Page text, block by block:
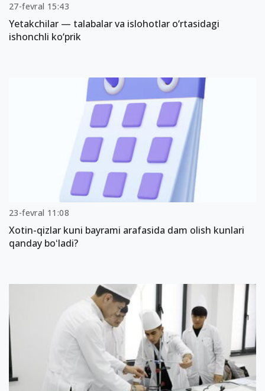
27-fevral 15:43
Yetakchilar — talabalar va islohotlar o‘rtasidagi
ishonchli ko‘prik
23-fevral 11:08
Xotin-qizlar kuni bayrami arafasida dam olish kunlari
qanday boʻladi?